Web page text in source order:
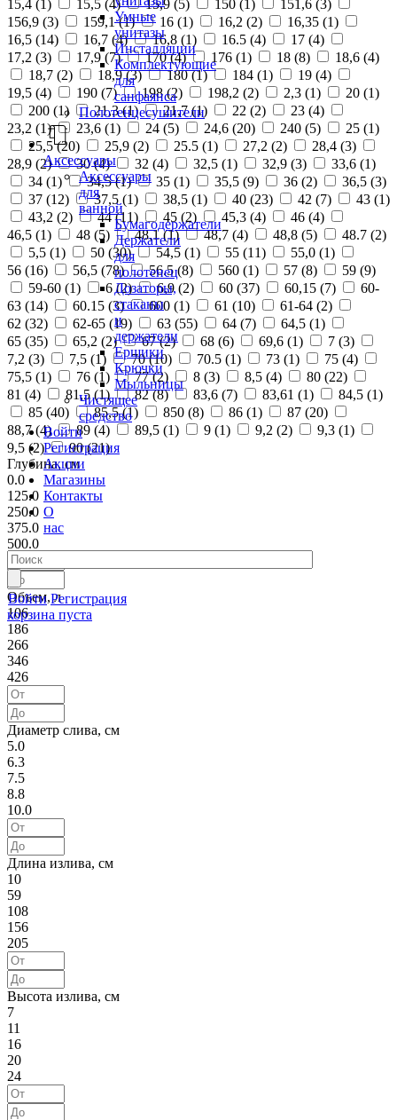
Умные
унитазы
Инсталляции
Комплектующие
для
санфаянса
Полотенцесушители
Аксессуары
Аксессуары
для
ванной
Бумагодержатели
Держатели
для
полотенец
Дозаторы,
стаканы
и
держатели
Ершики
Крючки
Мыльницы
Чистящее
средство
Войти
Регистрация
Акции
Магазины
Контакты
О
нас
Войти Регистрация
корзина пуста
15,4 (1 ) 15,5 (4) 15,9 (5) 150 (1 ) 151,6 (3)
156,9 (3) 159,1 (1) 16 (1) 16,2 (2) 16,35 (1)
16,5 (14) 16,7 (4) 16,8 (1) 16.5 (4) 17 (4)
17,2 (3) 17,9 (7) 170 (4) 176 (1) 18 (8) 18,6 (4)
18,7 (2) 18,9 (3) 180 (1) 184 (1) 19 (4)
19,5 (4) 190 (7) 198 (2) 198,2 (2) 2,3 (1) 20 (1)
200 (1) 21,3 (1) 21,7 (1) 22 (2) 23 (4)
23,2 (1) 23,6 (1) 24 (5) 24,6 (20) 240 (5) 25 (1)
25,5 (20) 25,9 (2) 25.5 (1) 27,2 (2) 28,4 (3)
28,9 (2) 30 (4) 32 (4) 32,5 (1) 32,9 (3) 33,6 (1)
34 (1) 34,5 (1) 35 (1) 35,5 (9) 36 (2) 36,5 (3)
37 (12) 37,5 (1) 38,5 (1) 40 (23) 42 (7) 43 (1)
43,2 (2) 44 (11) 45 (2) 45,3 (4) 46 (4)
46,5 (1) 48 (5) 48,1 (1) 48,7 (4) 48,8 (5) 48.7 (2)
5,5 (1) 50 (30) 54,5 (1) 55 (11) 55,0 (1)
56 (16) 56,5 (78) 56.5 (8) 560 (1) 57 (8) 59 (9)
59-60 (1) 6 (2) 6,9 (2) 60 (37) 60,15 (7)
60-
63 (14) 60.15 (3) 600 (1) 61 (10) 61-64 (2)
62 (32) 62-65 (19) 63 (55) 64 (7) 64,5 (1)
65 (35) 65,2 (2) 67 (2) 68 (6) 69,6 (1) 7 (3)
7,2 (3) 7,5 (1) 70 (10) 70.5 (1) 73 (1) 75 (4)
75,5 (1) 76 (1) 77 (2) 8 (3) 8,5 (4) 80 (22)
81 (4) 81,5 (1) 82 (8) 83,6 (7) 83,61 (1) 84,5 (1)
85 (40) 85,5 (1) 850 (8) 86 (1) 87 (20)
88,7 (4) 89 (4) 89,5 (1) 9 (1) 9,2 (2) 9,3 (1)
9,5 (2) 90 (21)
Глубина, см
0.0
125.0
250.0
375.0
500.0
Объем, л
106
186
266
346
426
Диаметр слива, см
5.0
6.3
7.5
8.8
10.0
Длина излива, см
10
59
108
156
205
Высота излива, см
7
11
16
20
24